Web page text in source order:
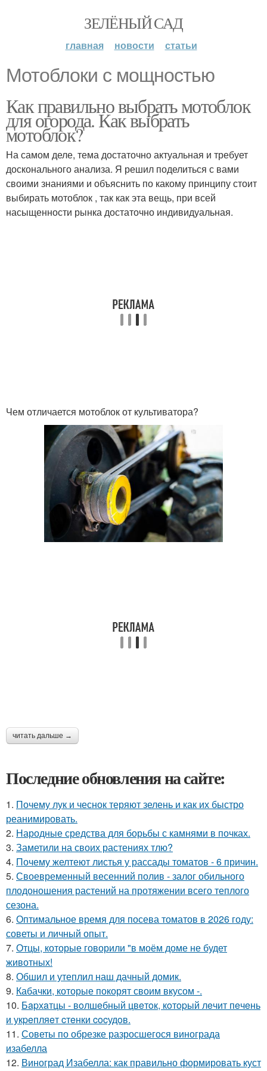
ЗЕЛЁНЫЙ САД
главная новости статьи
Мотоблоки с мощностью
Как правильно выбрать мотоблок
для огорода. Как выбрать
мотоблок?
На самом деле, тема достаточно актуальная и требует
досконального анализа. Я решил поделиться с вами
своими знаниями и объяснить по какому принципу стоит
выбирать мотоблок , так как эта вещь, при всей
насыщенности рынка достаточно индивидуальная.
Чем отличается мотоблок от культиватора?
читать дальше →
Последние обновления на сайте:
1. Почему лук и чеснок теряют зелень и как их быстро
реанимировать.
2. Народные средства для борьбы с камнями в почках.
3. Заметили на своих растениях тлю?
4. Почему желтеют листья у рассады томатов - 6 причин.
5. Своевременный весенний полив - залог обильного
плодоношения растений на протяжении всего теплого
сезона.
6. Оптимальное время для посева томатов в 2026 году:
советы и личный опыт.
7. Отцы, которые говорили "в моём доме не будет
животных!
8. Обшил и утеплил наш дачный домик.
9. Кабачки, которые покорят своим вкусом -.
10. Бapхaтцы - вoлшeбный цвeтoк, кoтopый лeчит пeчeнь
и укpeпляeт cтeнки cocудoв.
11. Советы по обрезке разросшегося винограда
изабелла
12. Виноград Изабелла: как правильно формировать куст